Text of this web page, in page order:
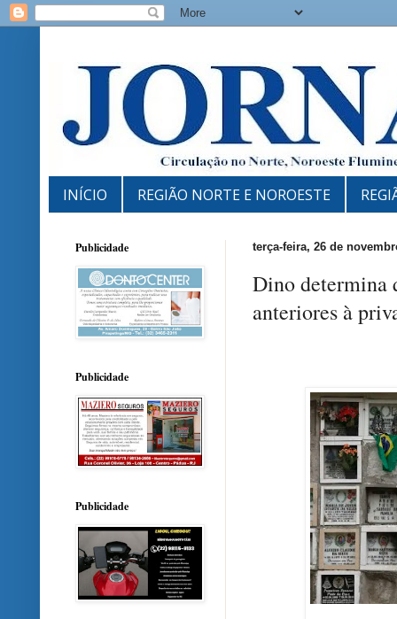
INÍCIO REGIÃO NORTE E NOROESTE
terça-feira, 26 de
Dino determina
anteriores à
Publicidade
Publicidade
Publicidade